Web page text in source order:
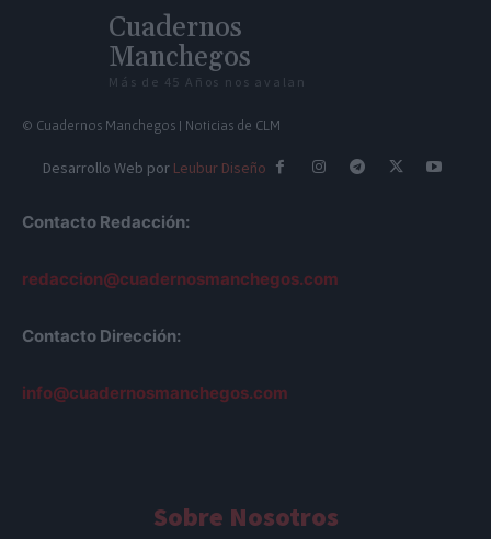
Cuadernos
Manchegos
Más de 45 Años nos avalan
© Cuadernos Manchegos | Noticias de CLM
Desarrollo Web por Leubur Diseño
Contacto Redacción:
redaccion@cuadernosmanchegos.com
Contacto Dirección:
info@cuadernosmanchegos.com
Sobre Nosotros